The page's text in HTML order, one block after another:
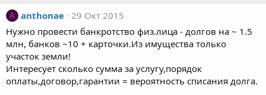
A anthonae 29 Окт 2015
Нужно провести банкротство физ.лица - долгов на ~ 1.5
млн, банков ~10 + карточки.Из имущества только
участок земли!
Интересует сколько сумма за услугу,порядок
оплаты,договор,гарантии = вероятность списания долга.